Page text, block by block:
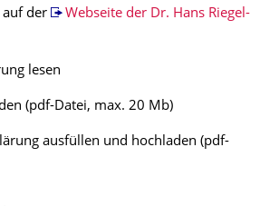
der
Webseite der Dr. Hans Riegel-
lesen
(pdf-Datei, max. 20 Mb)
ausfüllen und hochladen (pdf-